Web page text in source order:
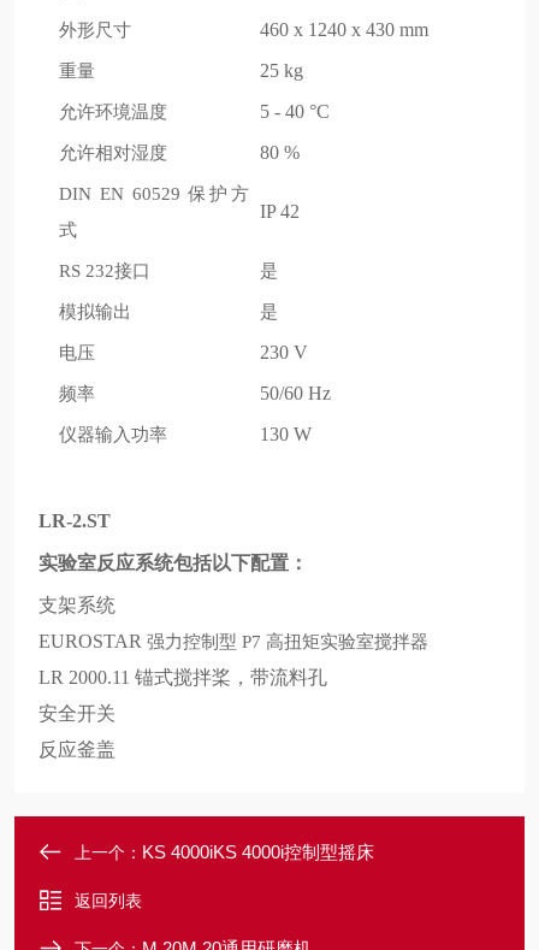
外形尺寸
460 x 1240 x 430 mm
重量
25 kg
允许环境温度
5 - 40 °C
允许相对湿度
80 %
DIN EN 60529保护方
式
IP 42
RS 232接口
是
模拟输出
是
电压
230 V
频率
50/60 Hz
仪器输入功率
130 W
LR-2.ST
实验室反应系统包括以下配置：
支架系统
EUROSTAR 强力控制型 P7 高扭矩实验室搅拌器
LR 2000.11 锚式搅拌桨，带流料孔
安全开关
反应釜盖
上一个： KS 4000iKS 4000i控制型摇床
返回列表